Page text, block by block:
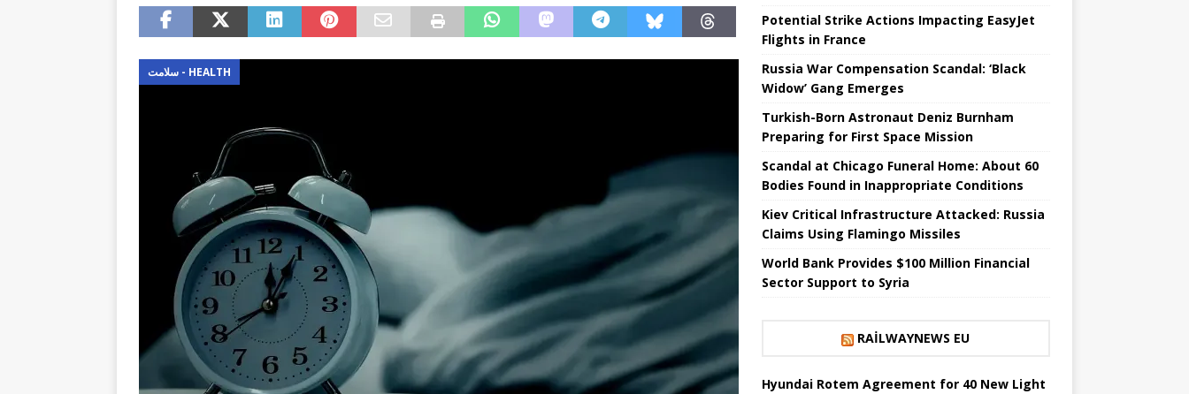
سلامت - HEALTH
Potential Strike Actions Impacting EasyJet
Flights in France
Russia War Compensation Scandal: ‘Black
Widow’ Gang Emerges
Turkish-Born Astronaut Deniz Burnham
Preparing for First Space Mission
Scandal at Chicago Funeral Home: About 60
Bodies Found in Inappropriate Conditions
Kiev Critical Infrastructure Attacked: Russia
Claims Using Flamingo Missiles
World Bank Provides $100 Million Financial
Sector Support to Syria
RAILWAYNEWS EU
Hyundai Rotem Agreement for 40 New Light